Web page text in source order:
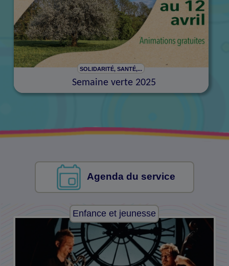
SOLIDARITÉ, SANTÉ,...
Semaine verte 2025
Agenda du service
Enfance et jeunesse